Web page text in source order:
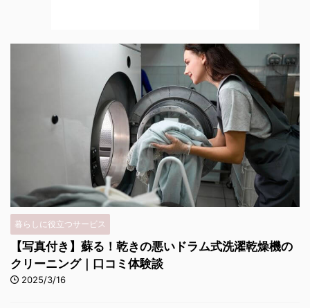
暮らしに役立つサービス
【写真付き】蘇る！乾きの悪いドラム式洗濯乾燥機の
クリーニング｜口コミ体験談
2025/3/16